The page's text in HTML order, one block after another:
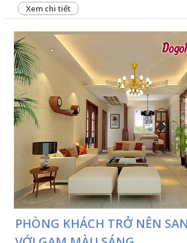
Xem chi tiết
PHÒNG KHÁCH TRỞ NÊN